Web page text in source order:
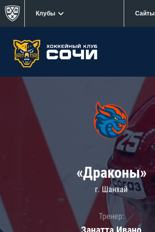
Клубы Сайты
«Драконы»
г. Шанхай
Тренер: